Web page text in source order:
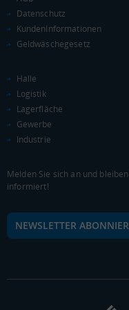
KAUFKRAFT
Euro pro Kopf
(Landkreis / Kreisfreie Stadt)
KAUFKRAFT - EURO
0 € 20.000 €
Datenschutz
KundenInformationen
Geldwäschegesetz
Halle
Logistik
Lagerfläche
Gewerbe
Industrie
Melden Sie sich an und
informiert!
NEWSLETTER